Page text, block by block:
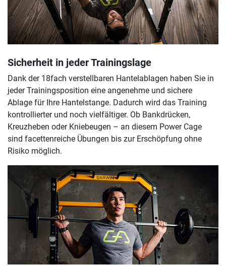
Sicherheit in jeder Trainingslage
Dank der 18fach verstellbaren Hantelablagen haben Sie in
jeder Trainingsposition eine angenehme und sichere
Ablage für Ihre Hantelstange. Dadurch wird das Training
kontrollierter und noch vielfältiger. Ob Bankdrücken,
Kreuzheben oder Kniebeugen – an diesem Power Cage
sind facettenreiche Übungen bis zur Erschöpfung ohne
Risiko möglich.